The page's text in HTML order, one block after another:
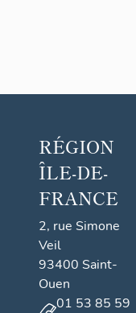
RÉGION
ÎLE-DE-
FRANCE
2, rue Simone
Veil
93400 Saint-
Ouen
01 53 85 59